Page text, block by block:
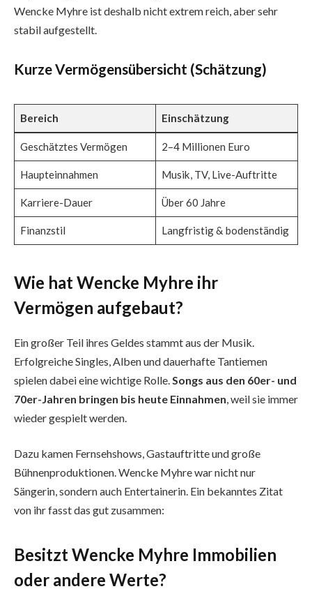
Wencke Myhre ist deshalb nicht extrem reich, aber sehr
stabil aufgestellt.
Kurze Vermögensübersicht (Schätzung)
Bereich Einschätzung
Geschätztes Vermögen 2–4 Millionen Euro
Haupteinnahmen Musik, TV, Live-Auftritte
Karriere-Dauer Über 60 Jahre
Finanzstil Langfristig & bodenständig
Wie hat Wencke Myhre ihr
Vermögen aufgebaut?
Ein großer Teil ihres Geldes stammt aus der Musik.
Erfolgreiche Singles, Alben und dauerhafte Tantiemen
spielen dabei eine wichtige Rolle. Songs aus den 60er- und
70er-Jahren bringen bis heute Einnahmen , weil sie immer
wieder gespielt werden.
Dazu kamen Fernsehshows, Gastauftritte und große
Bühnenproduktionen. Wencke Myhre war nicht nur
Sängerin, sondern auch Entertainerin. Ein bekanntes Zitat
von ihr fasst das gut zusammen:
Besitzt Wencke Myhre Immobilien
oder andere Werte?